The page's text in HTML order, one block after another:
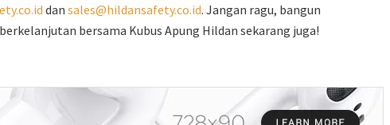
dan sales@hildansafety.co.id. Jangan ragu, bangun
bersama Kubus Apung Hildan sekarang juga!